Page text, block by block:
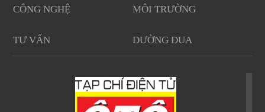
CÔNG NGHỆ MÔI TRƯỜNG
TƯ VẤN ĐƯỜNG ĐUA